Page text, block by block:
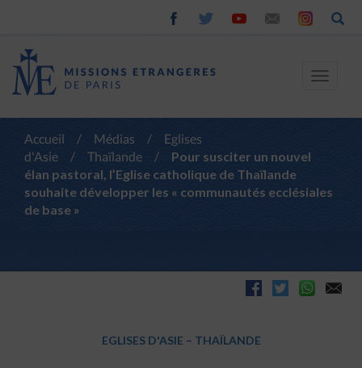
Toggle
Accueil / Médias /
Eglises
d'Asie
/ Thaïlande /
Pour susciter un nouvel
élan pastoral, l’Eglise catholique de Thaïlande
souhaite développer les « communautés ecclésiales
de base »
EGLISES D'ASIE – THAÏLANDE